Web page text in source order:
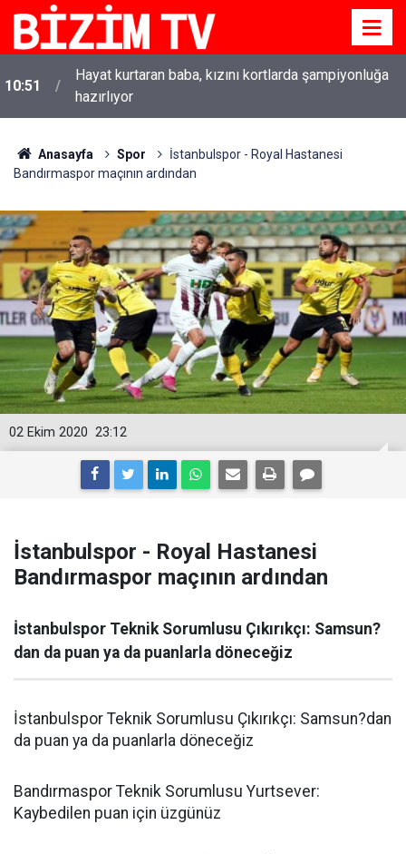
10:51
Hayat kurtaran baba, kızını kortlarda şampiyonluğa
hazırlıyor
Anasayfa Spor
İstanbulspor - Royal Hastanesi
Bandırmaspor maçının ardından
23:12
02 Ekim 2020
İstanbulspor - Royal Hastanesi
Bandırmaspor maçının ardından
İstanbulspor Teknik Sorumlusu Çıkırıkçı: Samsun?
dan da puan ya da puanlarla döneceğiz
İstanbulspor Teknik Sorumlusu Çıkırıkçı: Samsun?dan
da puan ya da puanlarla döneceğiz
Bandırmaspor Teknik Sorumlusu Yurtsever:
Kaybedilen puan için üzgünüz